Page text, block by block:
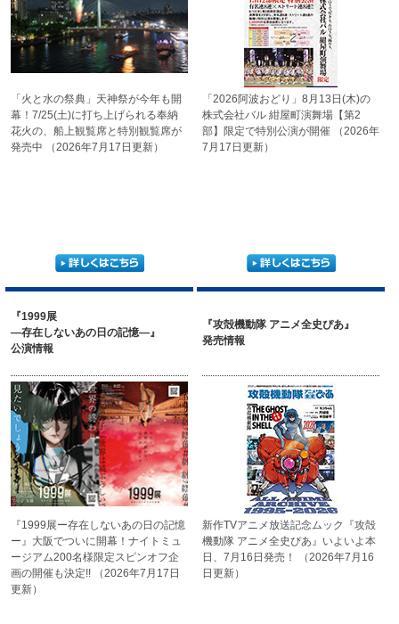
「火と水の祭典」天神祭が今年も開
幕！7/25(土)に打ち上げられる奉納
花火の、船上観覧席と特別観覧席が
発売中
（2026年7月17日更新）
「2026阿波おどり」8月13日(木)の
株式会社バル紺屋町演舞場【第2
部】 限定で特別公演が開催 （2026年
7月17日更新）
『1999展
―存在しないあの日の記憶―』
公演情報
『1999展ー存在しないあの日の記憶
ー』大阪でついに開幕！ナイトミュ
ージアム200名様限定スピンオフ企
画の開催も決定!! （2026年7月17日
更新）
『攻殻機動隊 アニメ全史ぴあ』
発売情報
新作TVアニメ放送記念ムック
『攻殻
機動隊 アニメ全史ぴあ』 いよいよ本
日、7月16日発売！
（2026年7月16
日更新）